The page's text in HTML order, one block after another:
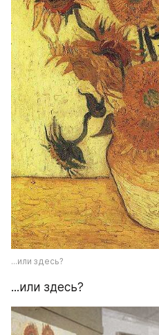
...или здесь?
...или здесь?